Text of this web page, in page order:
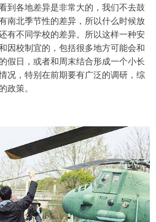
到各地差异是非常大的，我们不去鼓
南北季节性的差异，所以什么时候放
有不同学校的差异。所以这样一种安
因校制宜的，包括很多地方可能会和
假日，或者和周末结合形成一个小长
况，特别在前期要有广泛的调研，综
政策。